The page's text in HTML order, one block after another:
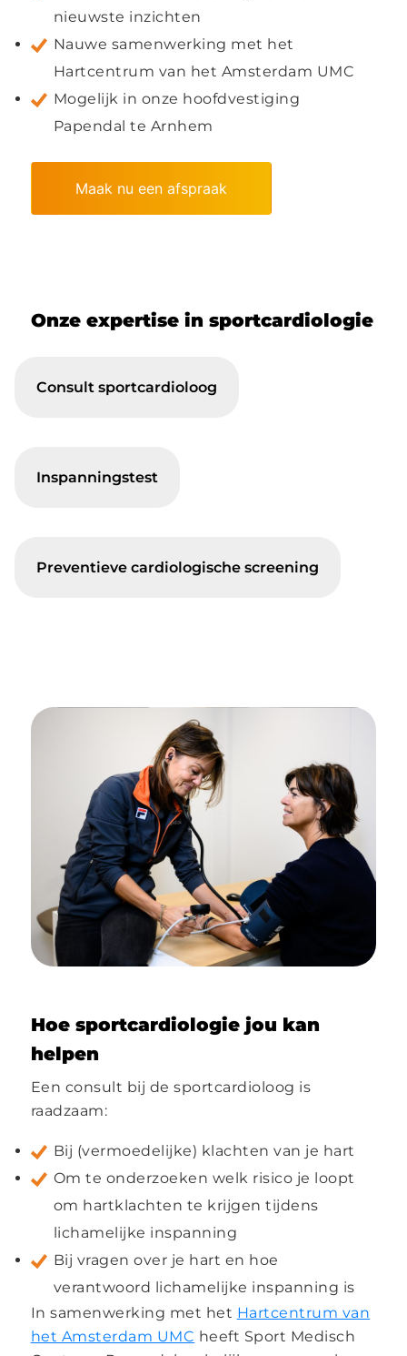
nieuwste inzichten
Nauwe samenwerking met het
Hartcentrum van het Amsterdam UMC
Mogelijk in onze hoofdvestiging
Papendal te Arnhem
Maak nu een afspraak
Onze expertise in sportcardiologie
Consult sportcardioloog
Inspanningstest
Preventieve cardiologische screening
Hoe sportcardiologie jou kan
helpen
Een consult bij de sportcardioloog is
raadzaam:
Bij (vermoedelijke) klachten van je hart
Om te onderzoeken welk risico je loopt
om hartklachten te krijgen tijdens
lichamelijke inspanning
Bij vragen over je hart en hoe
verantwoord lichamelijke inspanning is
In samenwerking met het Hartcentrum van
het Amsterdam UMC heeft Sport Medisch